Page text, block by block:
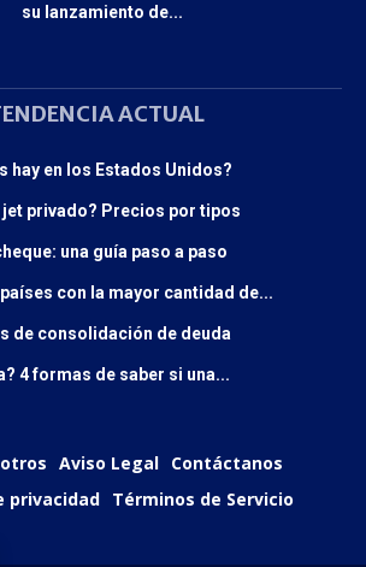
su lanzamiento de...
ACTUAL
hay en los Estados Unidos?
jet privado? Precios por tipos
una guía paso a paso
con la mayor cantidad de...
de consolidación de deuda
4 formas de saber si una...
Aviso Legal Contáctanos
privacidad Términos de Servicio